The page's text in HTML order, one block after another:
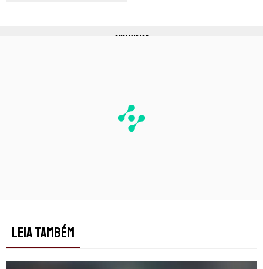
PUBLICIDADE
LEIA TAMBÉM